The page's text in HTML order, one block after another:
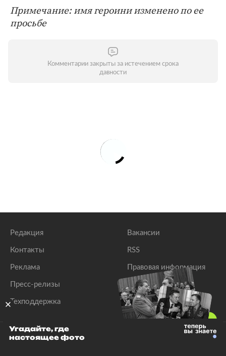
Примечание: имя героини изменено по ее
просьбе
Комментарии закрыты за истечением срока
давности
Редакция
Контакты
Реклама
Пресс-релизы
Техподдержка
Вакансии
RSS
Правовая информация
Мини-игры
Угадайте, где
настоящее фото